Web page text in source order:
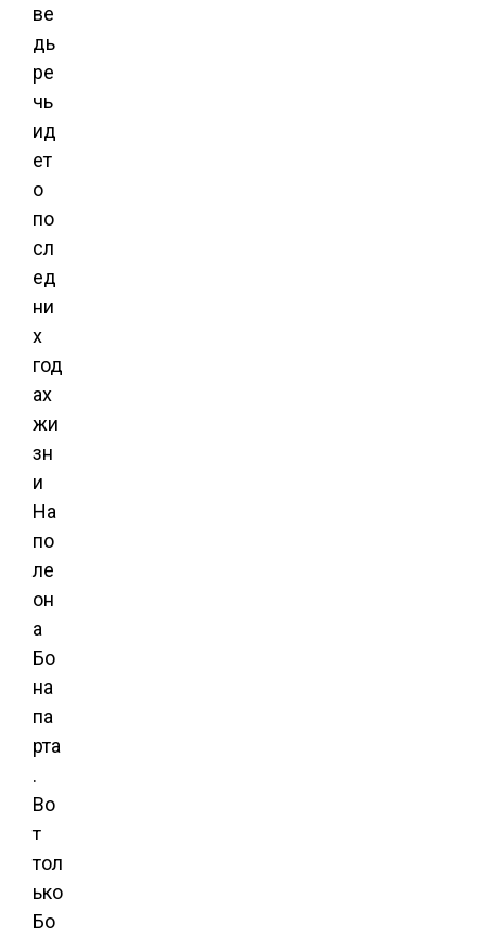
ве
дь
ре
чь
ид
ет
о
по
сл
ед
ни
х
год
ах
жи
зн
и
На
по
ле
он
а
Бо
на
па
рта
.
Во
т
тол
ько
Бо